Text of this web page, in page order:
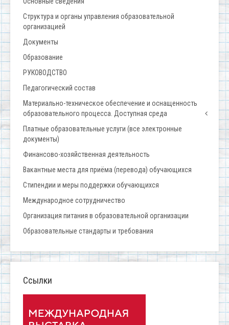
Структура и органы управления образовательной
организацией
Документы
Образование
РУКОВОДСТВО
Педагогический состав
Материально-техническое обеспечение и оснащенность
образовательного процесса. Доступная среда
Платные образовательные услуги (все электронные
документы)
Финансово-хозяйственная деятельность
Вакантные места для приёма (перевода) обучающихся
Стипендии и меры поддержки обучающихся
Международное сотрудничество
Организация питания в образовательной организации
Образовательные стандарты и требования
Ссылки